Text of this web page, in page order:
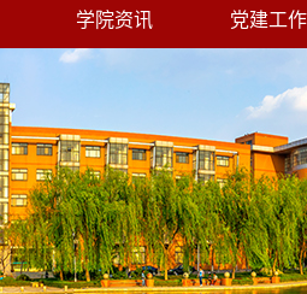
学院资讯 党建工作